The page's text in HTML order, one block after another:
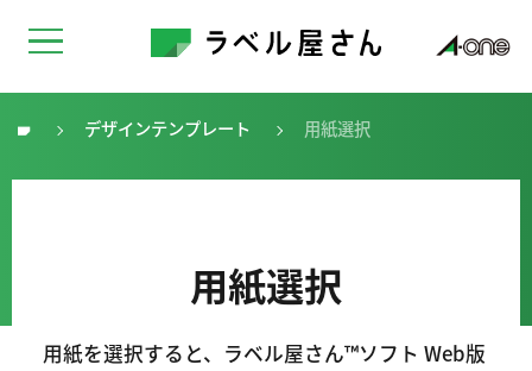
トップ デザインテンプレート 用紙選択
用紙選択
用紙を選択すると、ラベル屋さん™ソフト Web版